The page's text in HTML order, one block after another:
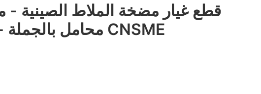
قطع غيار مضخة الملاط الصينية
محامل بالجملة - مضخة CNSME